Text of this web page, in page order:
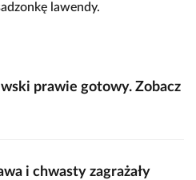
lawendy.
prawie gotowy. Zobacz
i chwasty zagrażały